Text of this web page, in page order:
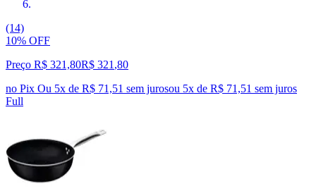
(14)
10% OFF
Preço R$ 321,80R$ 321 ,80
no Pix Ou 5x de R$ 71,51 sem jurosou 5x de R$ 71,51 sem juros
Full